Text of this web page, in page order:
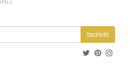
Iscriviti